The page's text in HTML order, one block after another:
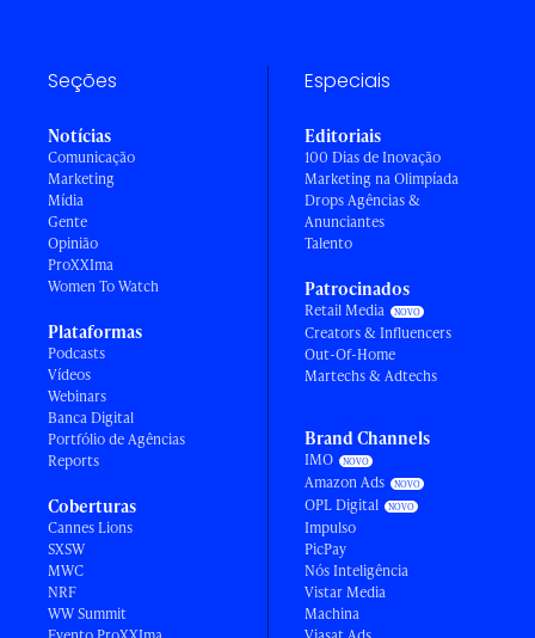
Seções
Notícias
Comunicação
Marketing
Mídia
Gente
Opinião
ProXXIma
Women To Watch
Plataformas
Podcasts
Vídeos
Webinars
Banca Digital
Portfólio de Agências
Reports
Coberturas
Cannes Lions
SXSW
MWC
NRF
WW Summit
Especiais
Editoriais
100 Dias de Inovação
Marketing na Olimpíada
Drops Agências &
Anunciantes
Talento
Patrocinados
Retail Media
Creators & Influencers
Out-Of-Home
Martechs & Adtechs
Brand Channels
IMO
Amazon Ads
OPL Digital
Impulso
PicPay
Nós Inteligência
Vistar Media
Machina